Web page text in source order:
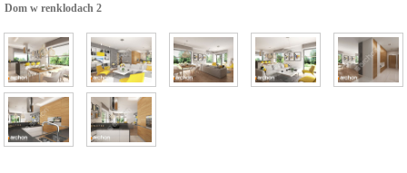
Dom w renklodach 2